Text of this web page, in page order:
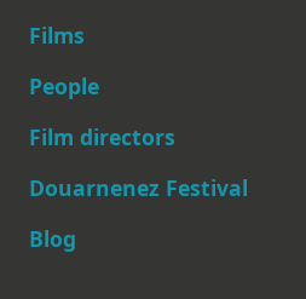
Main navigation
Films
People
Film directors
Douarnenez Festival
Blog